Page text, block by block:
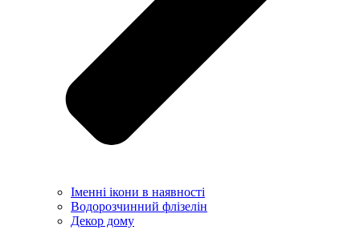
Іменні ікони в наявності
Водорозчинний флізелін
Декор дому